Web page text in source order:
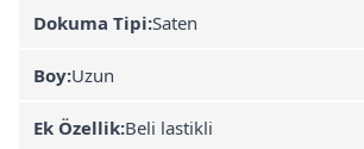
Dokuma Tipi:Saten
Boy:Uzun
Ek Özellik:Beli lastikli